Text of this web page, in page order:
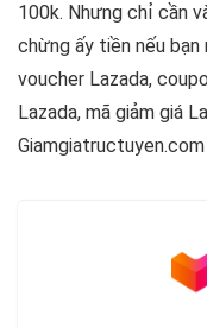
100k. Nhưng chỉ cần
chừng ấy tiền nếu bạn
voucher Lazada,
Lazada, mã giảm giá